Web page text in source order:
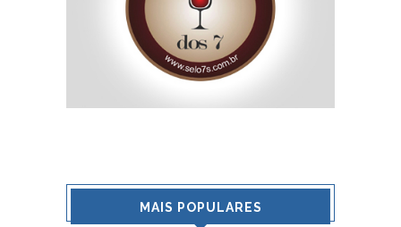
MAIS POPULARES